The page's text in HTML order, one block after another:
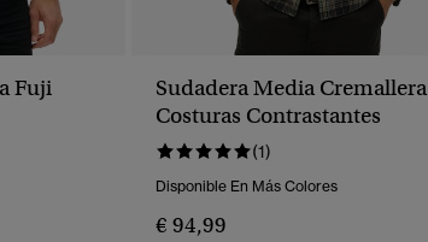
Fuji
Sudadera Media Cremallera
Costuras Contrastantes
(1)
Disponible En Más Colores
€ 94,99